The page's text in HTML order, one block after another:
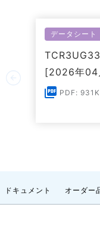
データシート
[2026年04
PDF:
ドキュメント オーダー